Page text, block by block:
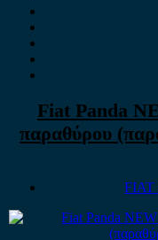
Fiat Panda
παραθύρου
FIAT